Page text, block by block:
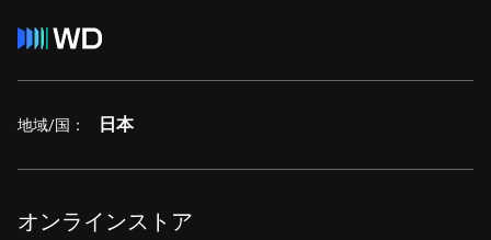
地域/国： 日本
オンラインストア